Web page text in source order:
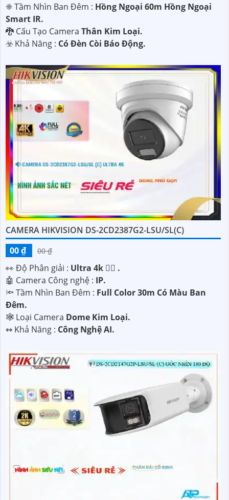
❈ Tầm Nhìn Ban Đêm : Hồng Ngoại 60m Hồng Ngoại
Smart IR.
🐉️ Cấu Tạo Camera Thân Kim Loại.
️☣️ Khả Năng : Có Đèn Còi Báo Động.
CAMERA HIKVISION DS-2CD2387G2-LSU/SL(C)
00 ₫
00 ₫
️👀 Độ Phân giải : Ultra 4k 👍🏾 .
🤖️ Camera Công nghệ : IP.
🔦 Tầm Nhìn Ban Đêm : Full Color 30m Có Màu Ban
Đêm.
🕸️ Loại Camera Dome Kim Loại.
️↭ Khả Năng : Công Nghệ AI.